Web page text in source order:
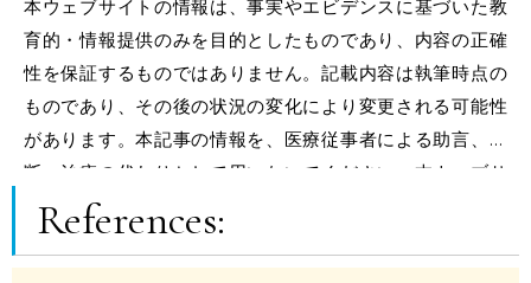
本ウェブサイトの情報は、事実やエビデンスに基づいた教
育的・情報提供のみを目的としたものであり、内容の正確
性を保証するものではありません。記載内容は執筆時点の
ものであり、その後の状況の変化により変更される可能性
があります。本記事の情報を、医療従事者による助言、診
断、治療の代わりとして用いないでください。本ウェブサ
イトの利用に関連して生じたいかなる結果についても、当
方は一切の責任を負いません。
References: